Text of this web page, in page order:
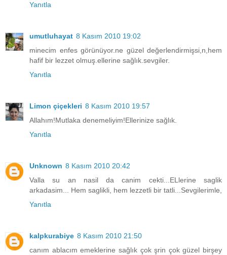
Yanıtla
umutluhayat 8 Kasım 2010 19:02
minecim enfes görünüyor.ne güzel değerlendirmişsi,n,hem
hafif bir lezzet olmuş.ellerine sağlık.sevgiler.
Yanıtla
Limon çiçekleri 8 Kasım 2010 19:57
Allahım!Mutlaka denemeliyim!Ellerinize sağlık.
Yanıtla
Unknown 8 Kasım 2010 20:42
Valla su an nasil da canim cekti...ELlerine saglik
arkadasim... Hem saglikli, hem lezzetli bir tatli...Sevgilerimle,
Yanıtla
kalpkurabiye 8 Kasım 2010 21:50
canım ablacım emeklerine sağlık çok şrin çok güzel birşey